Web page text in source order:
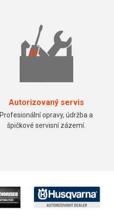
Autorizovaný servis
Profesionální opravy, údržba a
špičkové servisní zázemí.